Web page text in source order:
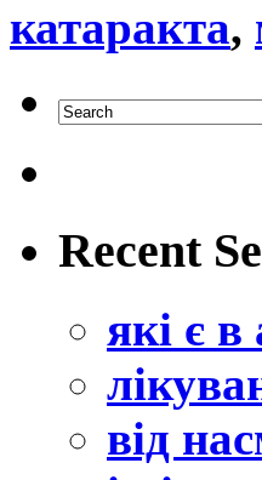
катаракта,
Recent
які є
від